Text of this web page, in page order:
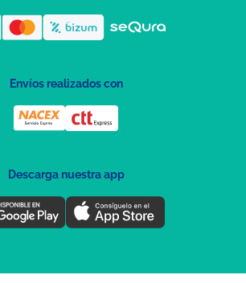
Envíos realizados con
Descarga nuestra app